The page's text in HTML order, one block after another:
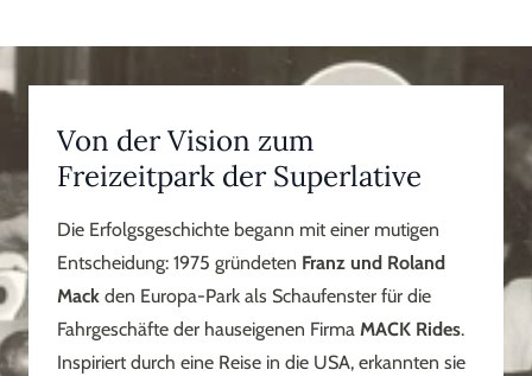
Von der Vision zum
Freizeitpark der Superlative
Die Erfolgsgeschichte begann mit einer mutigen
Entscheidung: 1975 gründeten Franz und Roland
Mack den Europa-Park als Schaufenster für die
Fahrgeschäfte der hauseigenen Firma MACK Rides.
Inspiriert durch eine Reise in die USA, erkannten sie